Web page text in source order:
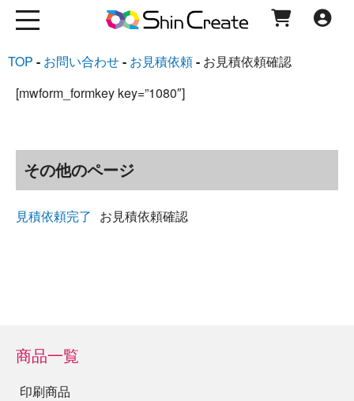
TOP お問い合わせ お見積依頼
お見積依頼確認
[mwform_formkey key=”1080″]
その他のページ
見積依頼完了 お見積依頼確認
商品一覧
印刷商品